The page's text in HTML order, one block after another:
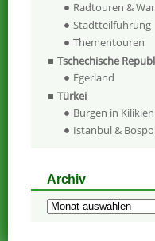
Radtouren &
Stadtteilführung
Thementouren
Tschechische
Egerland
Türkei
Burgen in Kilikien
Istanbul &
Archiv
Archiv